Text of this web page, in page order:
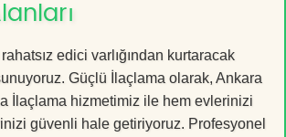
edici varlığından kurtaracak
Güçlü İlaçlama olarak, Ankara
İlaçlama hizmetimiz ile hem evlerinizi
güvenli hale getiriyoruz. Profesyonel